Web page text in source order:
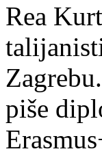
Rea
piše